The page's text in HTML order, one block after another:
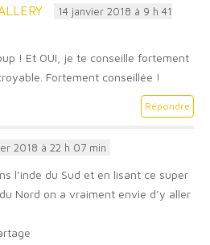
14 janvier 2018 à 9 h 41
! Et OUI, je te conseille fortement
Fortement conseillée !
Répondre
2018 à 22 h 07 min
l’inde du Sud et en lisant ce super
Nord on a vraiment envie d’y aller